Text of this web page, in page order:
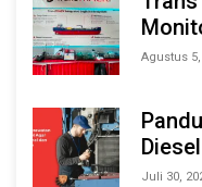
Agustus 5,
Juli 30,